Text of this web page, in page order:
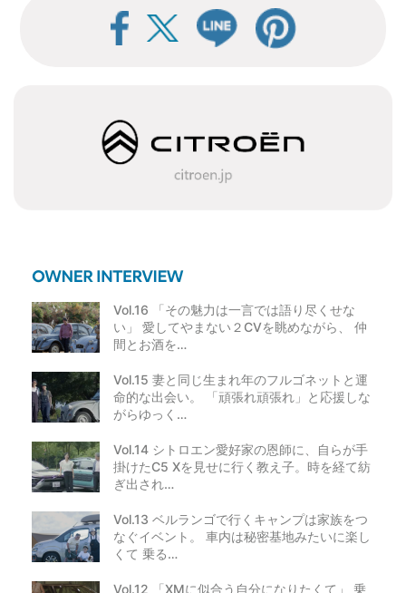
Vol.16 「その魅力は一言では語り尽くせな
い」 愛してやまない２CVを眺めながら、 仲
間とお酒を…
Vol.15 妻と同じ生まれ年のフルゴネットと運
命的な出会い。 「頑張れ頑張れ」と応援しな
がらゆっく…
Vol.14 シトロエン愛好家の恩師に、自らが手
掛けたC5 Xを見せに行く教え子。時を経て紡
ぎ出され…
Vol.13 ベルランゴで行くキャンプは家族をつ
なぐイベント。 車内は秘密基地みたいに楽し
くて 乗る…
Vol.12 「XMに似合う自分になりたくて」 乗